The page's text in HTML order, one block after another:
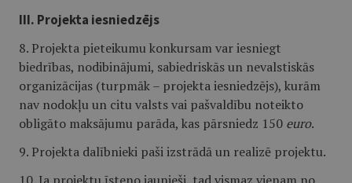
III. Projekta iesniedzējs
8. Projekta pieteikumu konkursam var iesniegt
biedrības, nodibinājumi, sabiedriskās un nevalstiskās
organizācijas (turpmāk – projekta iesniedzējs), kurām
nav nodokļu un citu valsts vai pašvaldību noteikto
obligāto maksājumu parāda, kas pārsniedz 150 euro.
9. Projekta dalībnieki paši izstrādā un realizē projektu.